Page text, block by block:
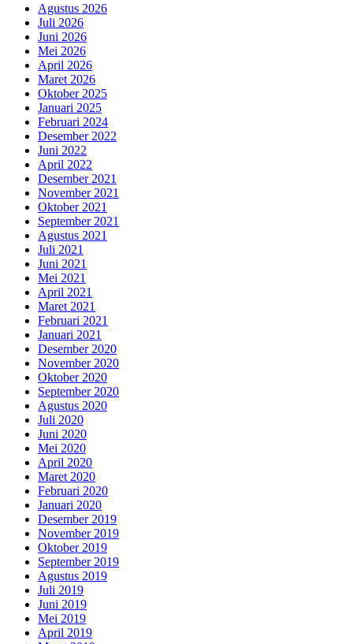
Agustus 2026
Juli 2026
Juni 2026
Mei 2026
April 2026
Maret 2026
Oktober 2025
Januari 2025
Februari 2024
Desember 2022
Juni 2022
April 2022
Desember 2021
November 2021
Oktober 2021
September 2021
Agustus 2021
Juli 2021
Juni 2021
Mei 2021
April 2021
Maret 2021
Februari 2021
Januari 2021
Desember 2020
November 2020
Oktober 2020
September 2020
Agustus 2020
Juli 2020
Juni 2020
Mei 2020
April 2020
Maret 2020
Februari 2020
Januari 2020
Desember 2019
November 2019
Oktober 2019
September 2019
Agustus 2019
Juli 2019
Juni 2019
Mei 2019
April 2019